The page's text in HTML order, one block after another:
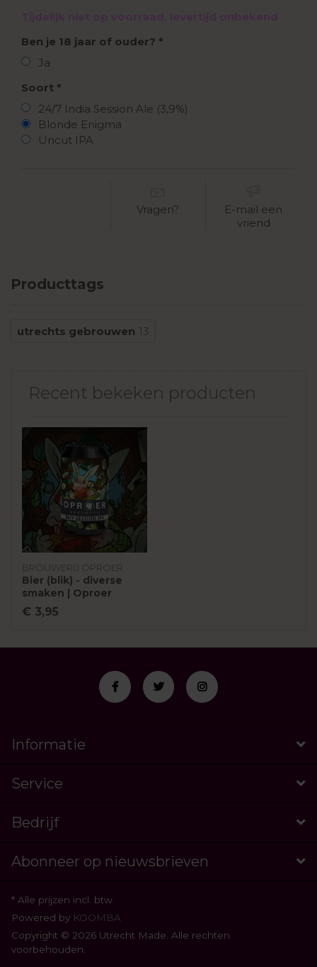
Ben je 18 jaar of ouder?
Ja
Soort
24/7 India Session Ale (3,9%)
Blonde Enigma
Uncut IPA
Vragen?
E-mail een
vriend
Producttags
utrechts gebrouwen 13
Recent bekeken producten
BROUWERIJ OPROER
Bier (blik) - diverse
smaken | Oproer
€ 3,95
Informatie
Service
Bedrijf
Abonneer op nieuwsbrieven
* Alle prijzen incl. btw
Powered by KOOMBA
Copyright © 2026 Utrecht Made. Alle rechten
voorbehouden.